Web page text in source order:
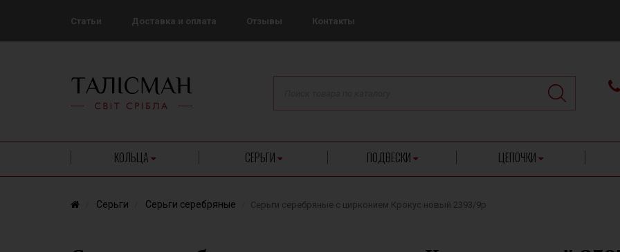
Статьи Доставка и оплата Отзывы Контакты
КОЛЬЦА СЕРЬГИ ПОДВЕСКИ ЦЕПОЧКИ
Серьги Серьги серебряные Серьги серебряные с цирконием Крокус новый 2393/9р